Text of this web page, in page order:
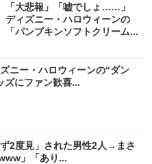
「大悲報」「嘘でしょ……」
ディズニー・ハロウィーンの
「パンプキンソフトクリーム...
ニー・ハロウィーンの“ダン
ズにファン歓喜...
2度見」された男性2人→まさ
」「あり...